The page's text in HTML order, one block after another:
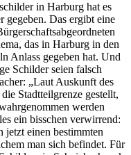
in Harburg hat es
gegeben. Das ergibt eine
das in Harburg in den
Anlass gegeben hat. Und
Schilder seien falsch
„Laut Auskunft des
Stadtteilgrenze gestellt,
werden
ein bisschen verwirrend:
jetzt einen bestimmten
man sich befindet. Für